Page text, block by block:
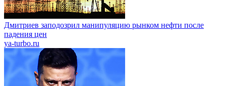
Дмитриев заподозрил манипуляцию рынком нефти после
падения цен
ya-turbo.ru